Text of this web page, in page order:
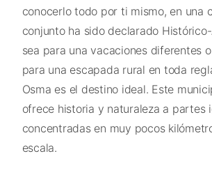
conocerlo todo por ti mismo, en una
conjunto ha sido declarado
sea para una vacaciones diferentes
para una escapada rural en toda
Osma es el destino ideal. Este
ofrece historia y naturaleza a partes
concentradas en muy pocos
escala.